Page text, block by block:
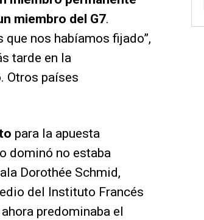
miembro del G7.
nos habíamos fijado”,
tarde en la
Otros países
para la apuesta
dominó no estaba
Dorothée Schmid,
del Instituto Francés
predominaba el